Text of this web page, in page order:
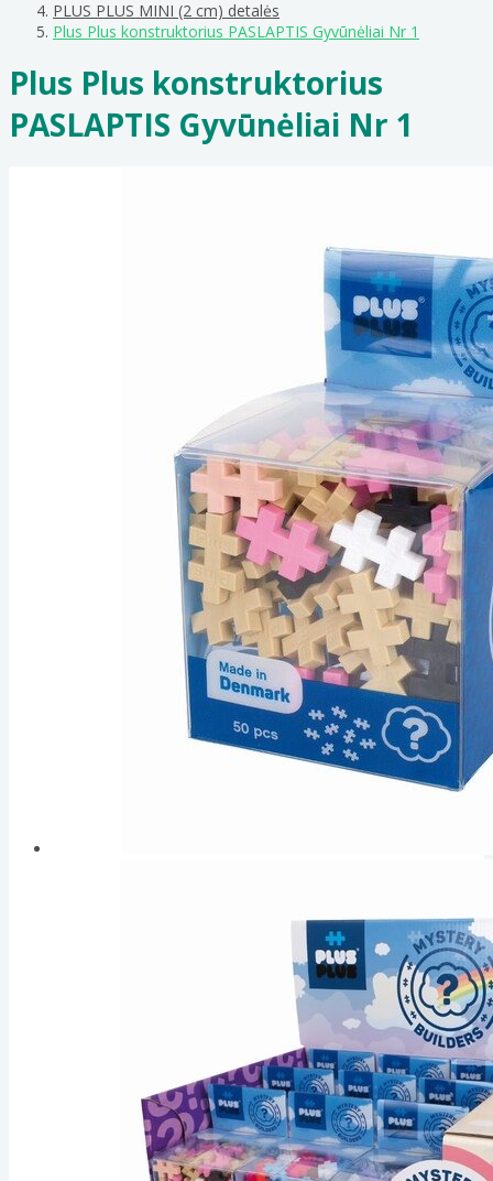
PLUS PLUS MINI (2 cm) detalės
Plus Plus konstruktorius PASLAPTIS Gyvūnėliai Nr 1
Plus Plus konstruktorius
PASLAPTIS Gyvūnėliai Nr 1